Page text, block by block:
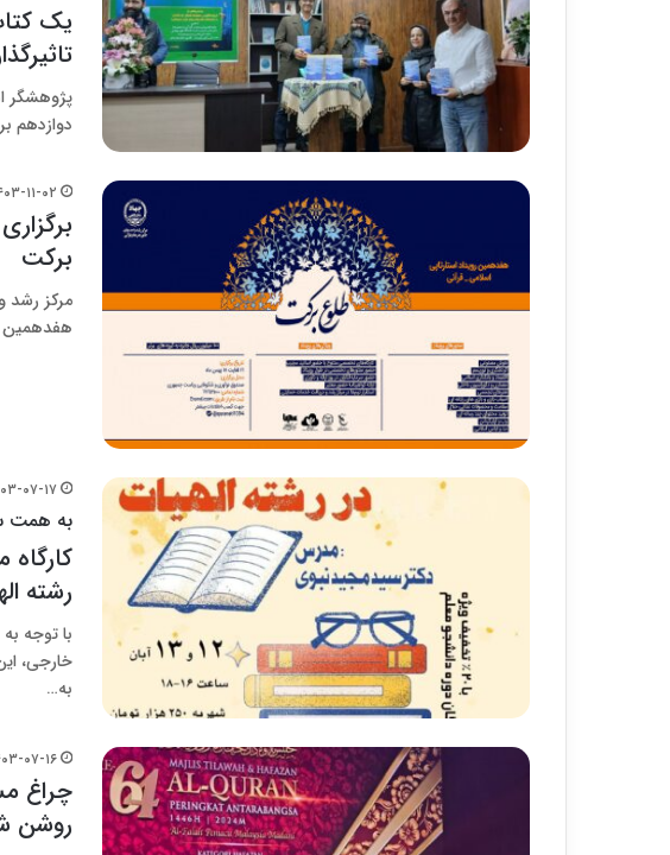
یک
پژوهشگر
دوازدهم
۱۴۰۳-۱۱-
برکت
مرکز رشد
هفدهمین
۱۴۰۳-
به همت
رشته
با توجه
خارجی،
به…
۱۴۰۳-۰۷-
چراغ
روشن